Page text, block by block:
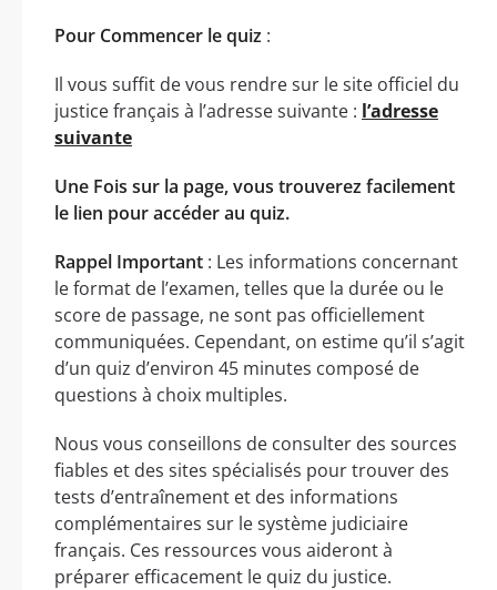
Pour Commencer le quiz :
Il vous suffit de vous rendre sur le site officiel du
justice français à l’adresse suivante : l’adresse
suivante
Une Fois sur la page, vous trouverez facilement
le lien pour accéder au quiz.
Rappel Important : Les informations concernant
le format de l’examen, telles que la durée ou le
score de passage, ne sont pas officiellement
communiquées. Cependant, on estime qu’il s’agit
d’un quiz d’environ 45 minutes composé de
questions à choix multiples.
Nous vous conseillons de consulter des sources
fiables et des sites spécialisés pour trouver des
tests d’entraînement et des informations
complémentaires sur le système judiciaire
français. Ces ressources vous aideront à
préparer efficacement le quiz du justice.